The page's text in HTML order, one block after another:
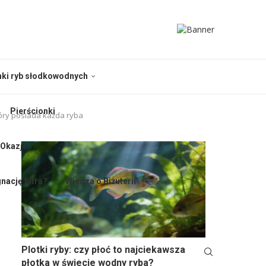
ryb słodkowodnych
Pierścionki
filtra? Wiedza o Biżuterii
posiada każda ryba
Plotki ryby: czy płoć to najciekawsza
płotka w świecie wodny ryba?